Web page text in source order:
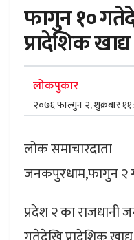
फागुन १०
प्रादेशिक
लोकपुकार
२०७६ फाल्गुन २, शुक्रबार
लोक समाचारदाता
जनकपुरधाम,फागुन २
प्रदेश २ का